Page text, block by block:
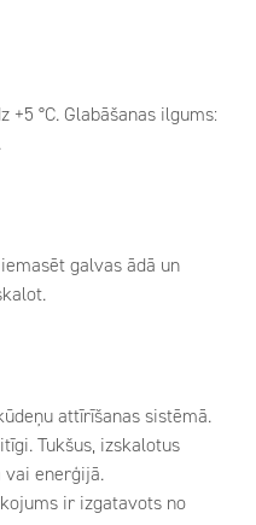
°C. Glabāšanas ilgums:
galvas ādā un
attīrīšanas sistēmā.
Tukšus, izskalotus
enerģijā.
ir izgatavots no